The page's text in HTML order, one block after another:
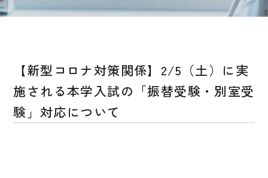
【新型コロナ対策関係】2/5（土）に実
施される本学入試の「振替受験・別室受
験」対応について